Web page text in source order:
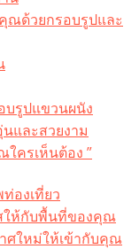
ณด้วยกรอบรูปและ
บรูปแขวนผนัง
และสวยงาม
ครเห็นต้อง ”
องเที่ยว
ให้กับพื้นที่ของคุณ
ศใหม่ให้เข้ากับคุณ